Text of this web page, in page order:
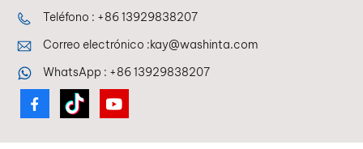
Teléfono : +86 13929838207
Correo electrónico :kay@washinta.com
WhatsApp : +86 13929838207